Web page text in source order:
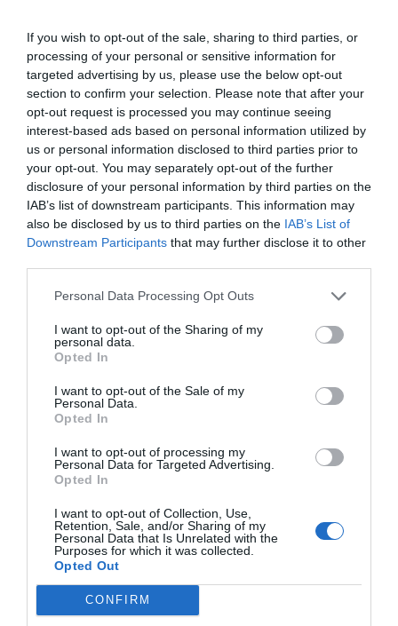
If you wish to opt-out of the sale, sharing to third parties, or
processing of your personal or sensitive information for
targeted advertising by us, please use the below opt-out
section to confirm your selection. Please note that after your
opt-out request is processed you may continue seeing
interest-based ads based on personal information utilized by
us or personal information disclosed to third parties prior to
your opt-out. You may separately opt-out of the further
disclosure of your personal information by third parties on the
IAB’s list of downstream participants. This information may
also be disclosed by us to third parties on the IAB’s List of
Downstream Participants that may further disclose it to other
Personal Data Processing Opt Outs
I want to opt-out of the Sharing of my
personal data.
Opted In
I want to opt-out of the Sale of my
Personal Data.
Opted In
I want to opt-out of processing my
Personal Data for Targeted Advertising.
Opted In
I want to opt-out of Collection, Use,
Retention, Sale, and/or Sharing of my
Personal Data that Is Unrelated with the
Purposes for which it was collected.
Opted Out
CONFIRM
El projecte pilot utilitza quatre tecnologies,
començant per una xarxa privada dedicada a
gestió d'emergències i seguretat, basada en
tecnologia 5G i que utilitza la freqüència
llicenciada de 2,6GHz titularitat del
Grupo MásMóvil. També utilitza drons helicòpter
amb una autonomia superior a les tres hores i
xarxa (edgecomputing) i tecnologia de banda
ultra estreta (SigFox) per enviar informació de la
posició i moviment.
Afegir
Estigues informat amb les últimes notícies d'actualitat
ACTIVAR ARA